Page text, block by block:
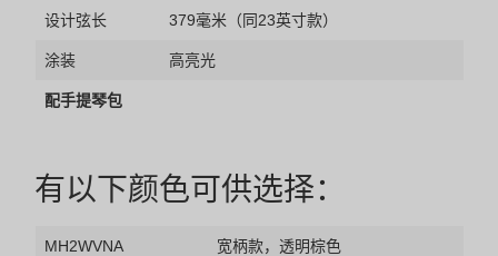
设计弦长 379毫米（同23英寸款）
涂装 高亮光
配手提琴包
有以下颜色可供选择：
MH2WVNA 宽柄款，透明棕色